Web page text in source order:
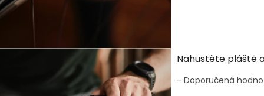
Nahustěte pláště
- Doporučená